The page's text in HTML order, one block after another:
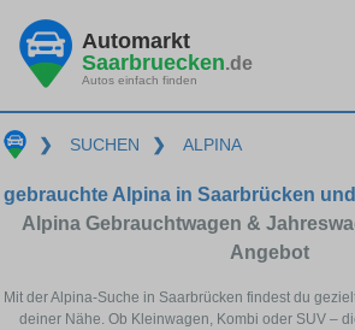
Automarkt
Saarbruecken.de
Autos einfach finden
❯ SUCHEN ❯ ALPINA
gebrauchte Alpina in Saarbrücken
Alpina Gebrauchtwagen &
Angebot
Mit der Alpina-Suche in Saarbrücken findest du
deiner Nähe. Ob Kleinwagen, Kombi oder SUV –